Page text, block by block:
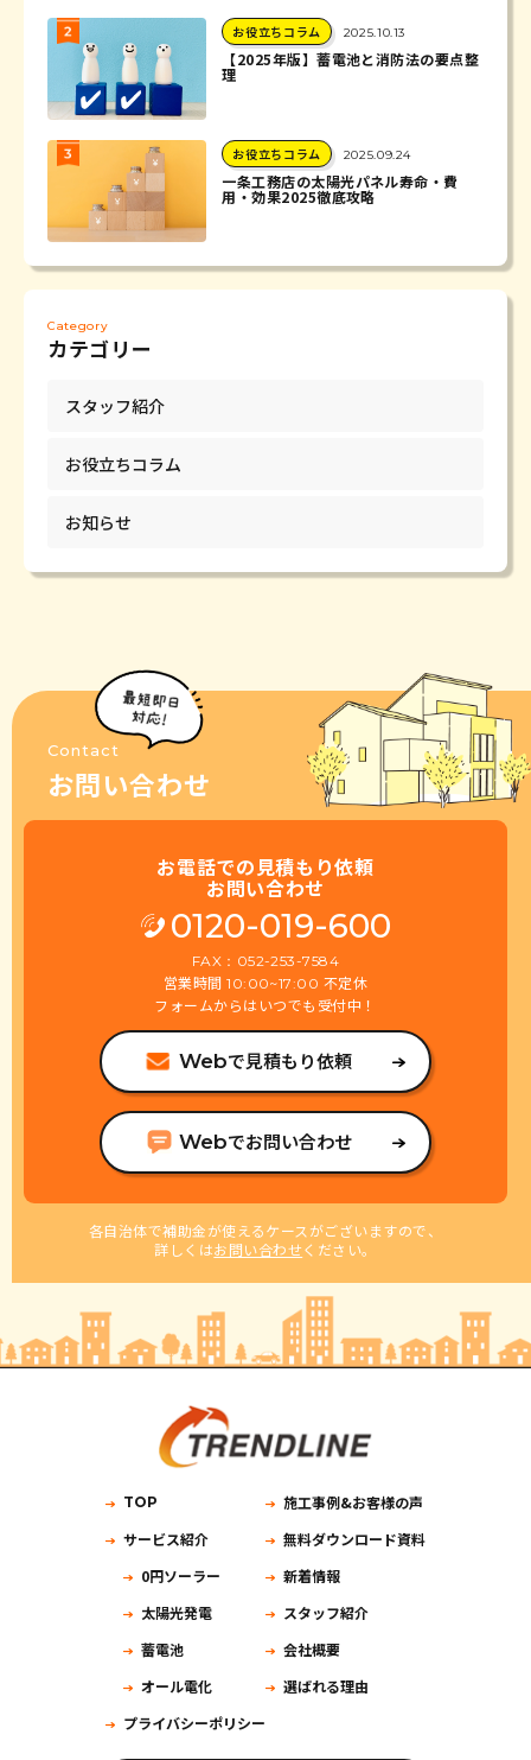
お役立ちコラム 2025.10.13
【2025年版】蓄電池と消防法の要点整
理
お役立ちコラム 2025.09.24
一条工務店の太陽光パネル寿命・費
用・効果2025徹底攻略
Category
カテゴリー
スタッフ紹介
お役立ちコラム
お知らせ
Contact
お問い合わせ
お電話での見積もり依頼
お問い合わせ
0120-019-600
FAX：052-253-7584
営業時間10:00~17:00 不定休
フォームからはいつでも受付中！
Webで見積もり依頼
Webでお問い合わせ
各自治体で補助金が使えるケースがございますので、
詳しくはお問い合わせください。
TOP
施工事例&お客様の声
サービス紹介
無料ダウンロード資料
0円ソーラー
新着情報
太陽光発電
スタッフ紹介
蓄電池
会社概要
オール電化
選ばれる理由
プライバシーポリシー